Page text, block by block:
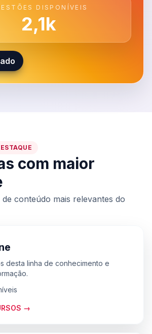
DISPONÍVEIS
2,1k
com maior
conteúdo mais relevantes do
desta linha de conhecimento e
→